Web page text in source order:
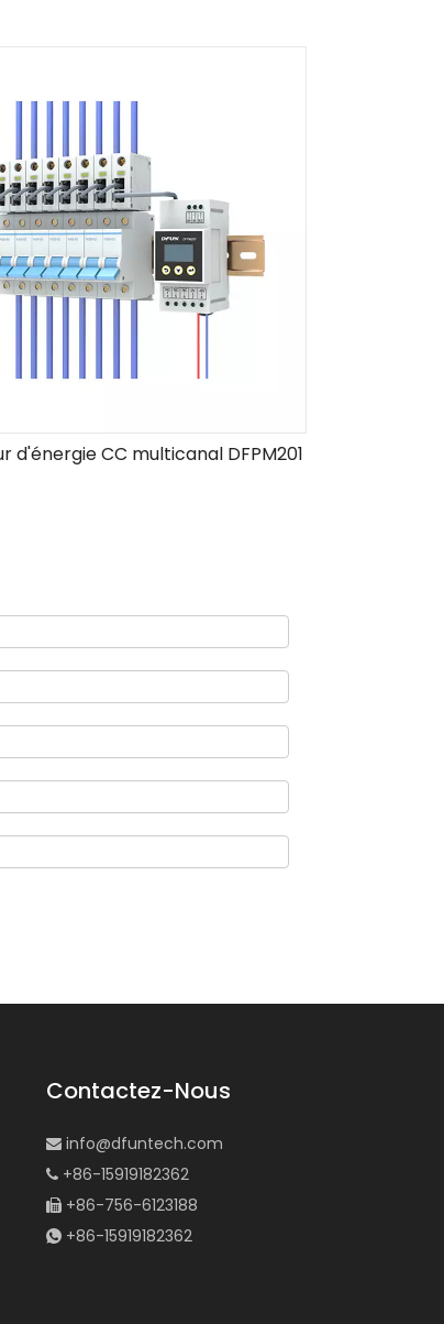
d'énergie CC multicanal DFPM201
Contactez-Nous
 info@dfuntech.com
 +86-15919182362
 +86-756-6123188
 +86-15919182362